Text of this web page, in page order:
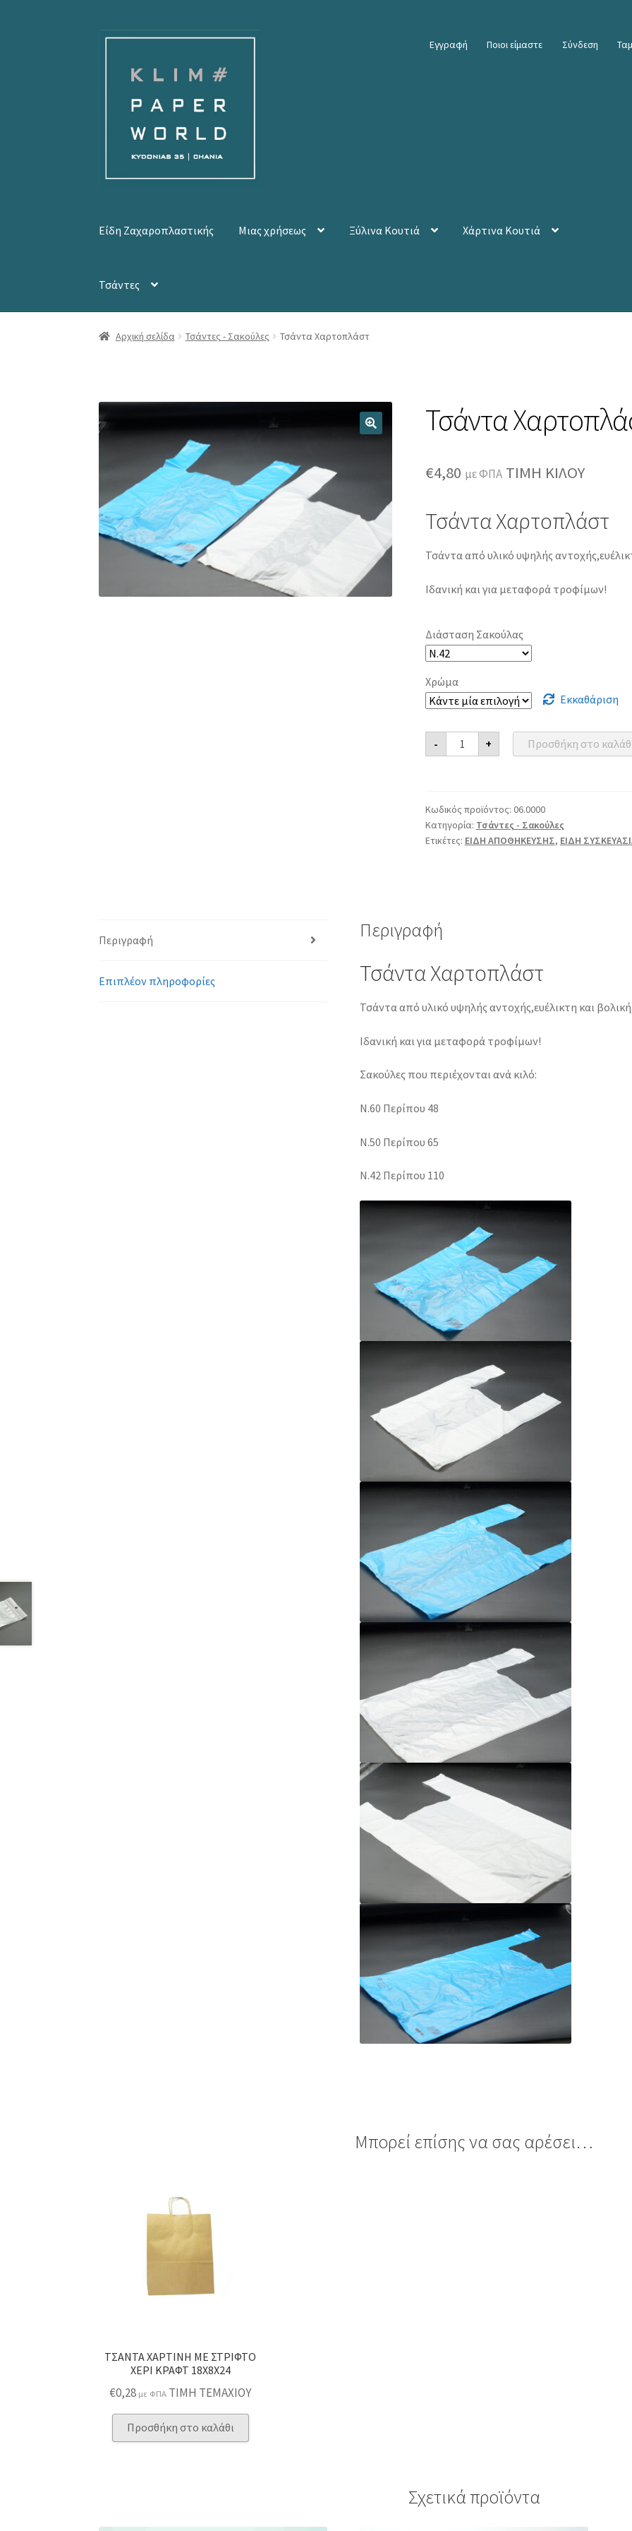
Απευθείας
Μετάβαση
περιεχόμενο
Εγγραφή Ποιοι είμαστε Σύνδεση
Είδη Ζαχαροπλαστικής Μιας χρήσεως Ξύλινα Κουτιά Χάρτινα Κουτιά
Τσάντες
Αρχική Compare Compare Edit ProfileLog In Register
ΠΟΛΙΤΙΚΗ ΕΠΙΣΤΡΟΦΩΝΠροϊόνταΣύνδεσηΤαμείοΧρήστης
Αρχική σελίδα Τσάντες - Σακούλες Τσάντα Χαρτοπλάστ
Τσάντα
€4,80 με ΦΠΑ ΤΙΜΗ ΚΙΛΟΥ
Τσάντα Χαρτοπλάστ
Τσάντα από υλικό υψηλής
Ιδανική και για μεταφορά τροφίμων!
Διάσταση Σακούλας
Χρώμα
Εκκαθάριση
-
Τσάντα
Χαρτοπλάστ
ποσότητα
+ Προσθήκη στο
Κωδικός προϊόντος: 06.0000
Κατηγορία: Τσάντες - Σακούλες
Ετικέτες: ΕΙΔΗ ΑΠΟΘΗΚΕΥΣΗΣ, ΕΙΔΗ
Περιγραφή
Επιπλέον πληροφορίες
Περιγραφή
Τσάντα Χαρτοπλάστ
Τσάντα από υλικό υψηλής αντοχής,ευέλικτη και
Ιδανική και για μεταφορά τροφίμων!
Σακούλες που περιέχονται ανά κιλό:
N.60 Περίπου 48
Ν.50 Περίπου 65
Ν.42 Περίπου 110
Μπορεί επίσης να σας αρέσει…
ΤΣΑΝΤΑ ΧΑΡΤΙΝΗ ΜΕ ΣΤΡΙΦΤΟ
ΧΕΡΙ ΚΡΑΦΤ 18Χ8Χ24
€0,28 με ΦΠΑ ΤΙΜΗ ΤΕΜΑΧΙΟΥ
Προσθήκη στο καλάθι
Σχετικά προϊόντα